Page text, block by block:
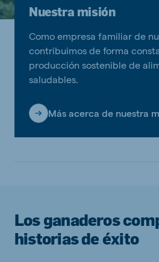
Nuestra misión
Como empresa familiar de
contribuimos de forma
producción sostenible de
saludables.
Más acerca de nuestra
Los ganaderos
historias de éxito